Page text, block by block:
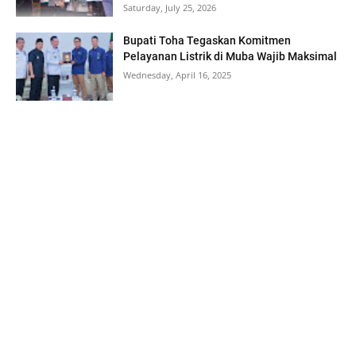
Saturday, July 25, 2026
Bupati Toha Tegaskan Komitmen
Pelayanan Listrik di Muba Wajib Maksimal
Wednesday, April 16, 2025